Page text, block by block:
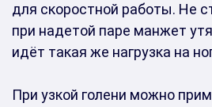
для скоростной работы. Не
при надетой паре манжет
идёт такая же нагрузка на
При узкой голени можно